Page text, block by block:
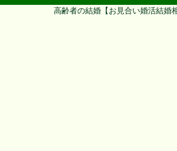
高齢者の結婚【お見合い婚活結婚